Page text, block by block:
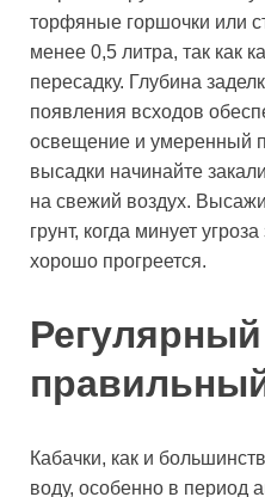
торфяные горшочки или
менее 0,5 литра, так как
пересадку. Глубина
появления всходов
освещение и умеренный
высадки начинайте
на свежий воздух.
грунт, когда минует
хорошо прогреется.
Кабачки, как и
воду, особенно в период